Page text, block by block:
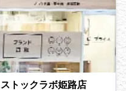
ストックラボ姫路店